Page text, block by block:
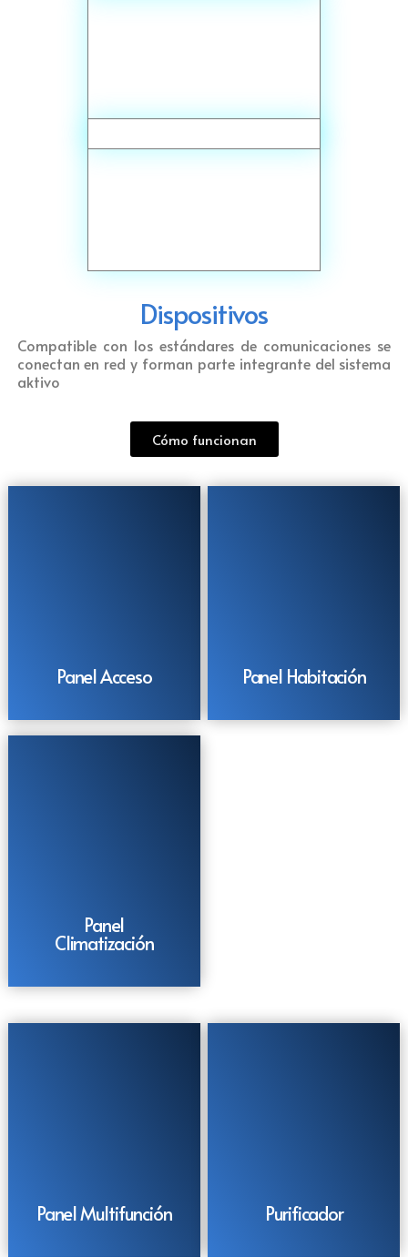
Dispositivos
Compatible con los estándares de comunicaciones se
conectan en red y forman parte integrante del sistema
aktivo
Cómo funcionan
Panel Acceso Panel Habitación
Panel
Climatización
Panel Multifunción Purificador